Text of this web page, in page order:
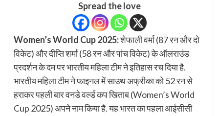
Spread the love
Women’s World Cup 2025:शेफाली वर्मा (87 रन और दो
विकेट) और दीप्ति शर्मा (58 रन और पांच विकेट) के ऑलराउंड
प्रदर्शन के दम पर भारतीय महिला टीम ने इतिहास रच दिया है.
भारतीय महिला टीम ने फाइनल में साउथ अफ्रीका को 52 रन से
हराकर पहली बार वनडे वर्ल्ड कप खिताब (Women’s World
Cup 2025) अपने नाम किया है. यह भारत का पहला आईसीसी